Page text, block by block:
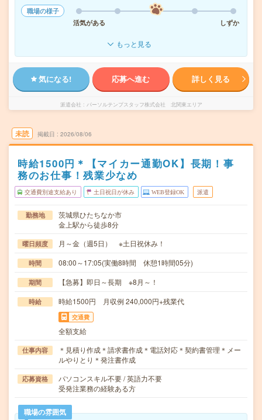
職場の様子
活気がある
しずか
もっと見る
気になる! 応募へ進む 詳しく見る
派遣会社 パーソルテンプスタッフ株式会社 北関東エリア
未読 掲載日 2026/08/06
時給1500円＊【マイカー通勤OK】長期！事
務のお仕事！残業少なめ
交通費別途支給あり 土日祝日が休み WEB登録OK 派遣
勤務地
茨城県ひたちなか市
金上駅から徒歩8分
曜日頻度 月～金（週5日） ※土日祝休み！
時間 08:00～17:05(実働8時間 休憩1時間05分)
期間 【急募】即日～長期 ※8月～！
時給 時給1500円 月収例 240,000円+残業代
交通費
全額支給
仕事内容
＊見積り作成＊請求書作成＊電話対応＊契約書管理＊メー
ルやりとり＊発注書作成
応募資格
パソコンスキル不要 / 英語力不要
受発注業務の経験ある方
職場の雰囲気